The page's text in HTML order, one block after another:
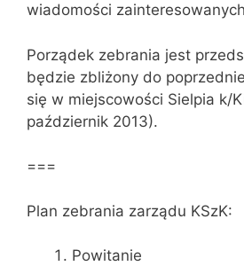
wiadomości
Porządek zebrania jest
będzie zbliżony do
się w miejscowości Sielpia k/
październik 2013).
===
Plan zebrania zarządu KSzK:
Powitanie